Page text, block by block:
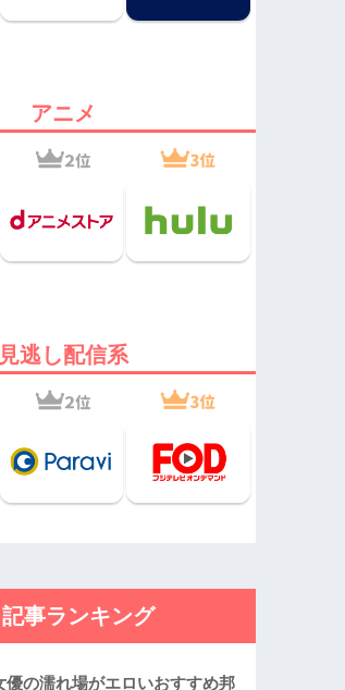
アニメ
見逃し配信系
記事ランキング
優の濡れ場がエロいおすすめ邦